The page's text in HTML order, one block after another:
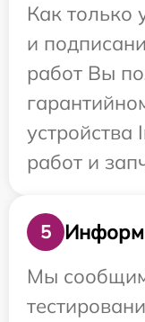
Как только
и
работ Вы
устройства
работ и
5
Мы